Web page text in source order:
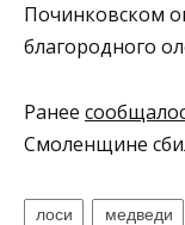
Починковском
благородного
Ранее
Смоленщине
лоси медведи